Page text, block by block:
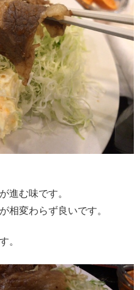
進む味です。
相変わらず良いです。
。